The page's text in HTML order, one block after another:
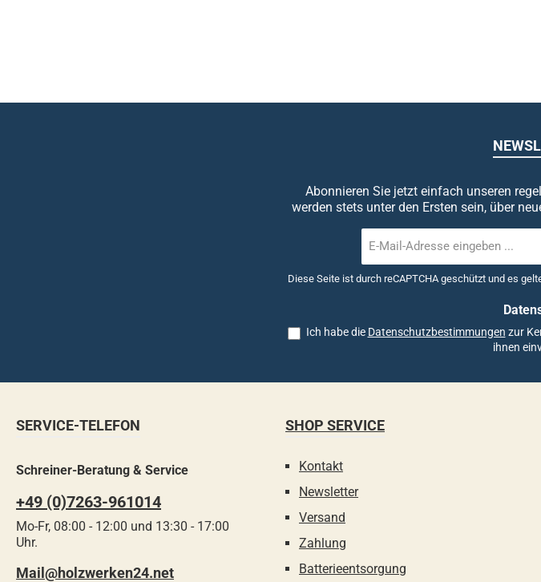
Abonnieren Sie jetzt einfach unseren
werden stets unter den Ersten sein, über
Mail-
Diese Seite ist durch reCAPTCHA geschützt und es
Ich habe die Datenschutzbestimmungen zur
ihnen
SERVICE-TELEFON
Schreiner-Beratung & Service
+49 (0)7263-961014
Mo-Fr, 08:00 - 12:00 und 13:30 - 17:00
Uhr.
Mail@holzwerken24.net
SHOP SERVICE
Kontakt
Newsletter
Versand
Zahlung
Batterieentsorgung